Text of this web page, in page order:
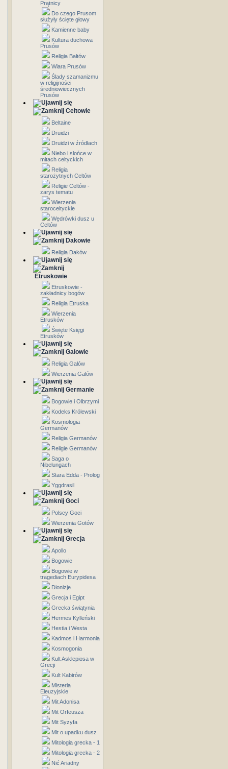
Prątnicy
Do czego Prusom
służyły ścięte głowy
Kamienne baby
Kultura duchowa
Prusów
Religia Bałtów
Wiara Prusów
Ślady szamanizmu
w religijności
średniowiecznych
Prusów
Celtowie
Beltaine
Druidzi
Druidzi w źródłach
Niebo i słońce w
mitach celtyckich
Religia
starożytnych Celtów
Religie Celtów -
zarys tematu
Wierzenia
staroceltyckie
Wędrówki dusz u
Celtów
Dakowie
Religia Daków
Etruskowie
Etruskowie -
zakładnicy bogów
Religia Etruska
Wierzenia
Etrusków
Święte Księgi
Etrusków
Galowie
Religia Galów
Wierzenia Galów
Germanie
Bogowie i Olbrzymi
Kodeks Królewski
Kosmologia
Germanów
Religia Germanów
Religie Germanów
Saga o
Nibelungach
Stara Edda - Prolog
Yggdrasil
Goci
Polscy Goci
Wierzenia Gotów
Grecja
Apollo
Bogowie
Bogowie w
tragediach Eurypidesa
Dionizje
Grecja i Egipt
Grecka świątynia
Hermes Kylleński
Hestia i Westa
Kadmos i Harmonia
Kosmogonia
Kult Asklepiosa w
Grecji
Kult Kabirów
Misteria
Eleuzyjskie
Mit Adonisa
Mit Orfeusza
Mit Syzyfa
Mit o upadku dusz
Mitologia grecka - 1
Mitologia grecka - 2
Nić Ariadny